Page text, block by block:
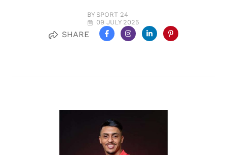
BY SPORT 24
09 JULY 2025
SHARE